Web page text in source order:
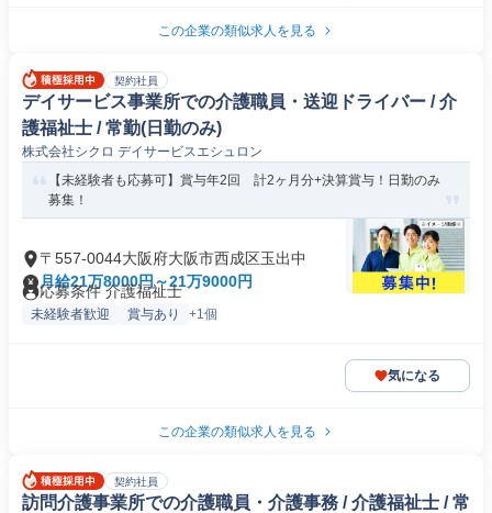
この企業の類似求人を見る
契約社員
デイサービス事業所での介護職員・送迎ドライバー / 介
護福祉士 / 常勤(日勤のみ)
株式会社シクロ デイサービスエシュロン
【未経験者も応募可】賞与年2回 計2ヶ月分+決算賞与！日勤のみ
募集！
〒557-0044大阪府大阪市西成区玉出中
月給21万8000円～21万9000円
応募条件 介護福祉士
未経験者歓迎 賞与あり +1個
気になる
この企業の類似求人を見る
契約社員
訪問介護事業所での介護職員・介護事務 / 介護福祉士 / 常